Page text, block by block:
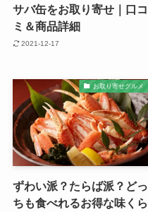
サバ缶をお取り寄せ｜口コ
ミ＆商品詳細
2021-12-17
お取り寄せグルメ
ずわい派？たらば派？どっ
ちも食べれるお得な味くら